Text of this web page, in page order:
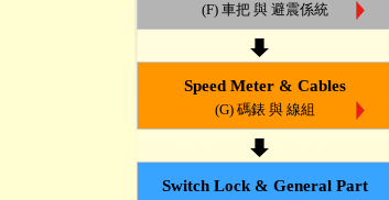
(F) 車把 與 避震係統
Speed Meter & Cables
(G) 碼錶 與 線組
Switch Lock & General Part